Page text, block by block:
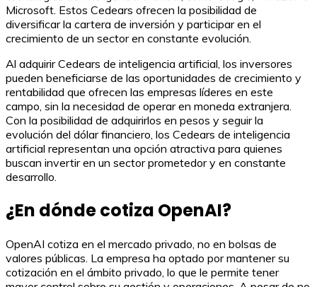
Microsoft. Estos Cedears ofrecen la posibilidad de
diversificar la cartera de inversión y participar en el
crecimiento de un sector en constante evolución.
Al adquirir Cedears de inteligencia artificial, los inversores
pueden beneficiarse de las oportunidades de crecimiento y
rentabilidad que ofrecen las empresas líderes en este
campo, sin la necesidad de operar en moneda extranjera.
Con la posibilidad de adquirirlos en pesos y seguir la
evolución del dólar financiero, los Cedears de inteligencia
artificial representan una opción atractiva para quienes
buscan invertir en un sector prometedor y en constante
desarrollo.
¿En dónde cotiza OpenAI?
OpenAI cotiza en el mercado privado, no en bolsas de
valores públicas. La empresa ha optado por mantener su
cotización en el ámbito privado, lo que le permite tener